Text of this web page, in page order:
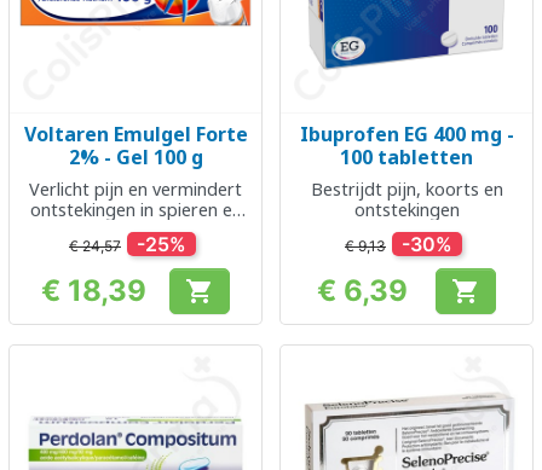
Voltaren Emulgel Forte
2% - Gel 100 g
Verlicht pijn en vermindert
ontstekingen in spieren en
gewrichten
€ 24,57 -25%
Prijs
€ 18,39 
Ibuprofen EG 400 mg -
100 tabletten
Bestrijdt pijn, koorts en
ontstekingen
€ 9,13 -30%
Prijs
€ 6,39 